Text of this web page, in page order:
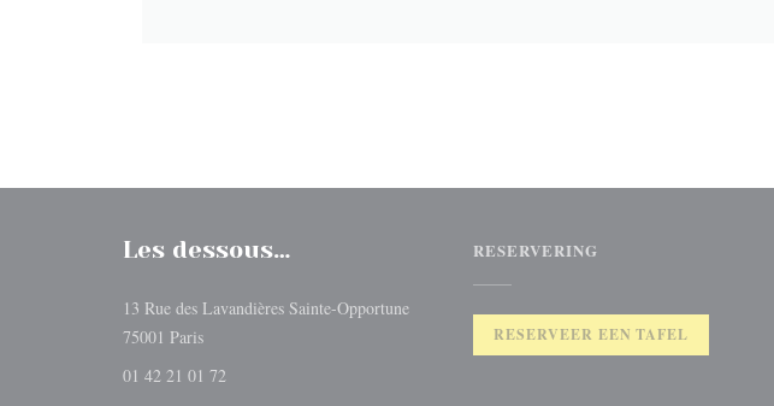
Les dessous…
13 Rue des Lavandières Sainte-Opportune
75001 Paris((opent in een nieuw venster))
01 42 21 01 72
RESERVERING
RESERVEER EEN TAFEL